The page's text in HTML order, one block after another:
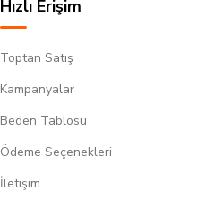
Hızlı Erişim
Toptan Satış
Kampanyalar
Beden Tablosu
Ödeme Seçenekleri
İletişim